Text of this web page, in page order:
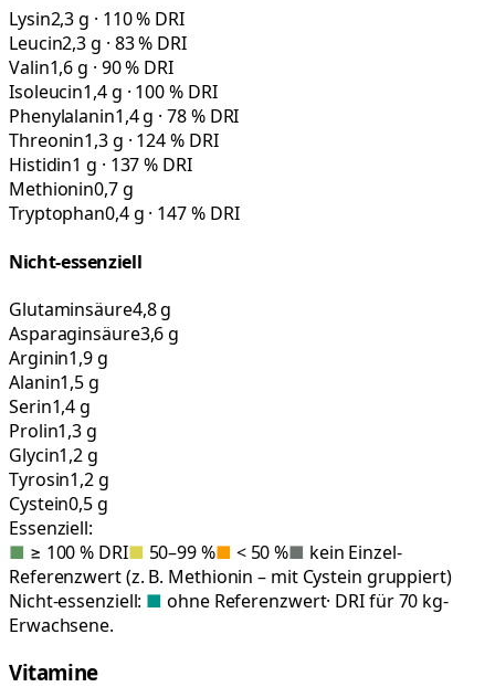
Lysin2,3 g · 110 % DRI
Leucin2,3 g · 83 % DRI
Valin1,6 g · 90 % DRI
Isoleucin1,4 g · 100 % DRI
Phenylalanin1,4 g · 78 % DRI
Threonin1,3 g · 124 % DRI
Histidin1 g · 137 % DRI
Methionin0,7 g
Tryptophan0,4 g · 147 % DRI
Nicht-essenziell
Glutaminsäure4,8 g
Asparaginsäure3,6 g
Arginin1,9 g
Alanin1,5 g
Serin1,4 g
Prolin1,3 g
Glycin1,2 g
Tyrosin1,2 g
Cystein0,5 g
Essenziell:
■ ≥ 100 % DRI■ 50–99 %■ < 50 %■ kein Einzel-
Referenzwert (z. B. Methionin – mit Cystein gruppiert)
Nicht-essenziell: ■ ohne Referenzwert· DRI für 70 kg-
Erwachsene.
Vitamine